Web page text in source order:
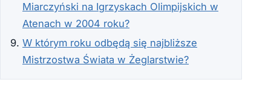
Miarczyński na Igrzyskach Olimpijskich w
Atenach w 2004 roku?
W którym roku odbędą się najbliższe
Mistrzostwa Świata w Żeglarstwie?